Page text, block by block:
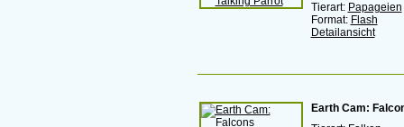
Tierart: Papageien
Format: Flash
Detailansicht
Earth Cam: